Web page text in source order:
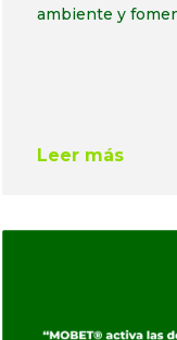
ambiente y
Leer más